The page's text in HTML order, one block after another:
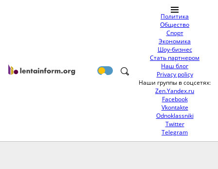
Политика
Общество
Спорт
Экономика
Шоу-бизнес
Стать партнером
Наш блог
Privacy policy
Наши группы в соцсетях:
Zen.Yandex.ru
Facebook
Vkontakte
Odnoklassniki
Twitter
Telegram